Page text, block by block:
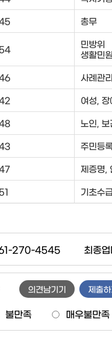
총무
민방위
생활민원
사례관리
여성, 장
노인, 보
주민등
제증명,
기초수
270-4545 최종
불만족 매우불만족
의견남기기 제출하